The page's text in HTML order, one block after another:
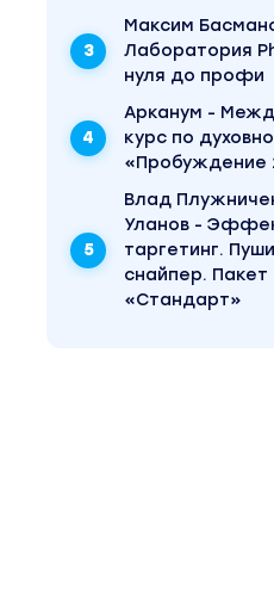
Максим
Лаборатория
нуля до профи
Арканум -
курс по
«Пробуждение
Влад
Уланов -
таргетинг.
снайпер. Пакет
«Стандарт»